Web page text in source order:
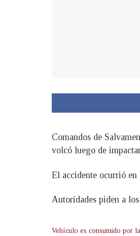
Comandos de
volcó luego de
El accidente ocurrió
Autoridades piden a
Vehículo es consumido por